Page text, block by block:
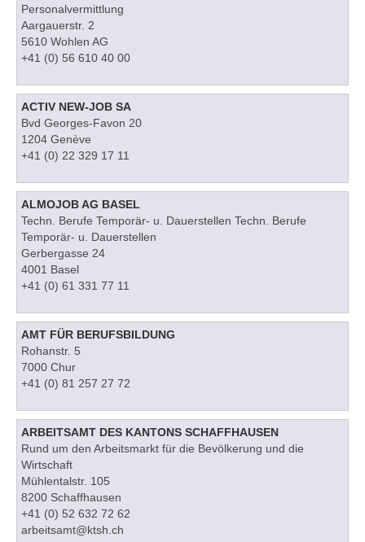
Personalvermittlung
Aargauerstr. 2
5610 Wohlen AG
+41 (0) 56 610 40 00
ACTIV NEW-JOB SA
Bvd Georges-Favon 20
1204 Genève
+41 (0) 22 329 17 11
ALMOJOB AG BASEL
Techn. Berufe Temporär- u. Dauerstellen Techn. Berufe
Temporär- u. Dauerstellen
Gerbergasse 24
4001 Basel
+41 (0) 61 331 77 11
AMT FÜR BERUFSBILDUNG
Rohanstr. 5
7000 Chur
+41 (0) 81 257 27 72
ARBEITSAMT DES KANTONS SCHAFFHAUSEN
Rund um den Arbeitsmarkt für die Bevölkerung und die
Wirtschaft
Mühlentalstr. 105
8200 Schaffhausen
+41 (0) 52 632 72 62
arbeitsamt@ktsh.ch